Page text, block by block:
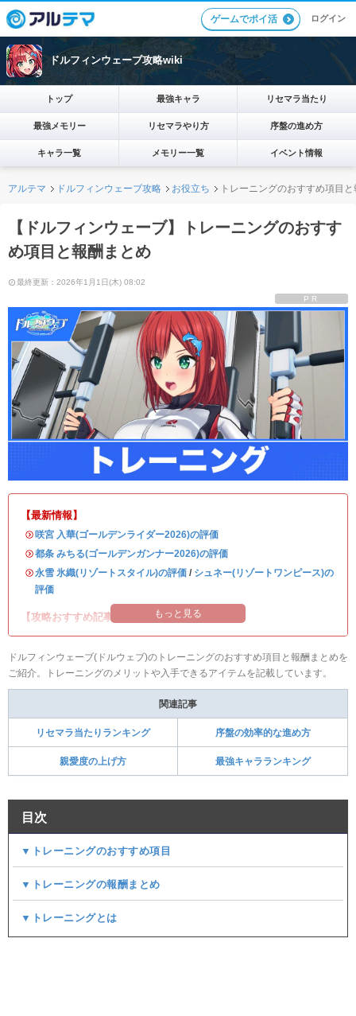
ゲームでポイ活 ログイン
ドルフィンウェーブ攻略wiki
トップ 最強キャラ リセマラ当たり
最強メモリー リセマラやり方 序盤の進め方
キャラ一覧 メモリー一覧 イベント情報
アルテマ ドルフィンウェーブ攻略 お役立ち トレーニングのおすすめ項目
【ドルフィンウェーブ】トレーニングのおすす
め項目と報酬まとめ
最終更新：2026年1月1日(木) 08:02
PR
【最新情報】
・咲宮 入華(ゴールデンライダー2026)の評価
・都条 みちる(ゴールデンガンナー2026)の評価
・永雪 氷織(リゾートスタイル)の評価 / シュネー(リゾートワンピース)の
評価
【攻略おすすめ記事】 もっと見る
ドルフィンウェーブ(ドルウェブ)のトレーニングのおすすめ項目と報酬まとめを
ご紹介。トレーニングのメリットや入手できるアイテムを記載しています。
関連記事
リセマラ当たりランキング 序盤の効率的な進め方
親愛度の上げ方 最強キャラランキング
目次
▼トレーニングのおすすめ項目
▼トレーニングの報酬まとめ
▼トレーニングとは